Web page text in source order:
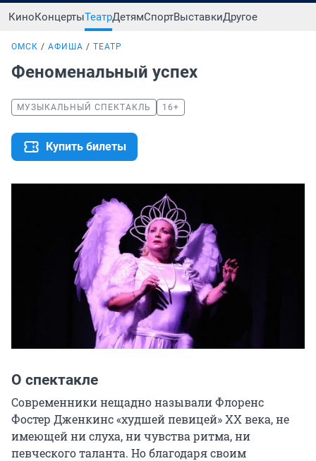
КиноКонцертыТеатрДетямСпортВыставкиДругое
ОМСК АФИША ТЕАТР
Феноменальный успех
МУЗЫКАЛЬНЫЙ СПЕКТАКЛЬ 16+
Купить билеты
О спектакле
Современники нещадно называли Флоренс
Фостер Дженкинс «худшей певицей» ХХ века, не
имеющей ни слуха, ни чувства ритма, ни
певческого таланта. Но благодаря своим